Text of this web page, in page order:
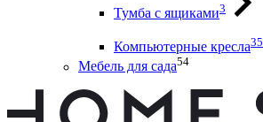
Тумба с ящиками3
Компьютерные кресла35
Мебель для сада54